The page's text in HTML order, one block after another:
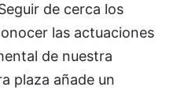
de cerca los
las actuaciones
de nuestra
plaza añade un